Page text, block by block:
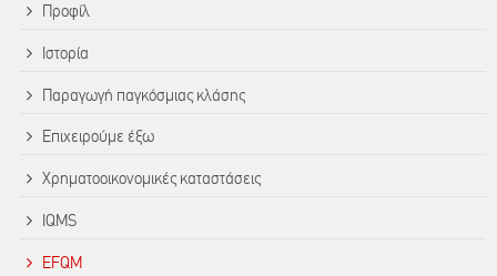
Προφίλ
Ιστορία
Παραγωγή παγκόσμιας κλάσης
Επιχειρούμε έξω
Χρηματοοικονομικές καταστάσεις
IQMS
EFQM